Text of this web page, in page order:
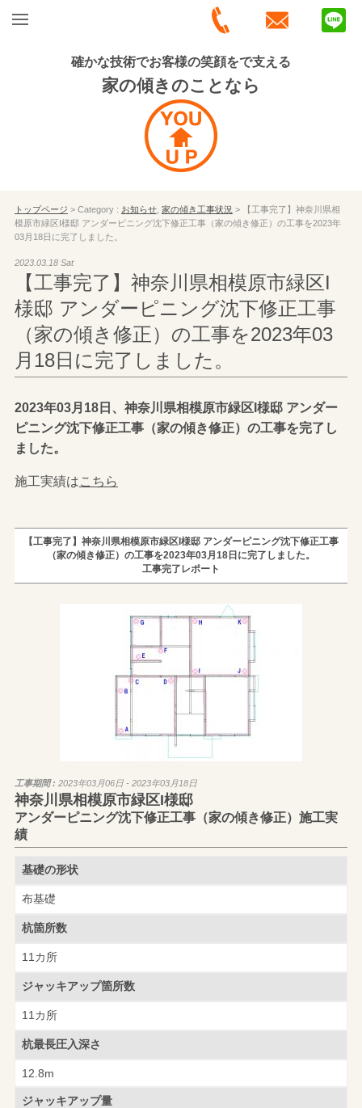
確かな技術でお客様の笑顔をで支える
家の傾きのことなら
トップページ > Category : お知らせ, 家の傾き工事状況 > 【工事完了】神奈川県相
模原市緑区I様邸 アンダーピニング沈下修正工事（家の傾き修正）の工事を2023年
03月18日に完了しました。
2023.03.18 Sat
【工事完了】神奈川県相模原市緑区I
様邸 アンダーピニング沈下修正工事
（家の傾き修正）の工事を2023年03
月18日に完了しました。
2023年03月18日、神奈川県相模原市緑区I様邸 アンダー
ピニング沈下修正工事（家の傾き修正）の工事を完了し
ました。
施工実績はこちら
【工事完了】神奈川県相模原市緑区I様邸 アンダーピニング沈下修正工事
（家の傾き修正）の工事を2023年03月18日に完了しました。
工事完了レポート
工事期間 : 2023年03月06日 - 2023年03月18日
神奈川県相模原市緑区I様邸
アンダーピニング沈下修正工事（家の傾き修正）施工実
績
基礎の形状
布基礎
杭箇所数
11カ所
ジャッキアップ箇所数
11カ所
杭最長圧入深さ
12.8m
ジャッキアップ量